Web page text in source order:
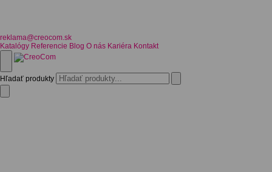
reklama@creocom.sk
Katalógy Referencie Blog O nás Kariéra Kontakt
Hľadať produkty